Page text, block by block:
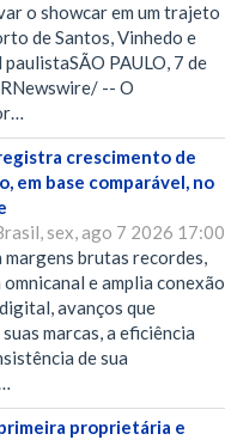
o showcar em um trajeto
de Santos, Vinhedo e
PAULO, 7 de
-- O
crescimento de
em base comparável, no
sex, ago 7 2026 17:00
margens brutas recordes,
e amplia conexão
avanços que
marcas, a eficiência
de sua
proprietária e